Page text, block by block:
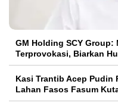
GM Holding SCY Group:
Terprovokasi, Biarkan
Kasi Trantib Acep Pudin
Lahan Fasos Fasum